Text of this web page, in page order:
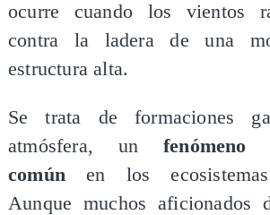
ocurre cuando los vientos
contra la ladera de una
estructura alta.
Se trata de formaciones
atmósfera, un fenómeno
común en los ecosistemas
Aunque muchos aficionados